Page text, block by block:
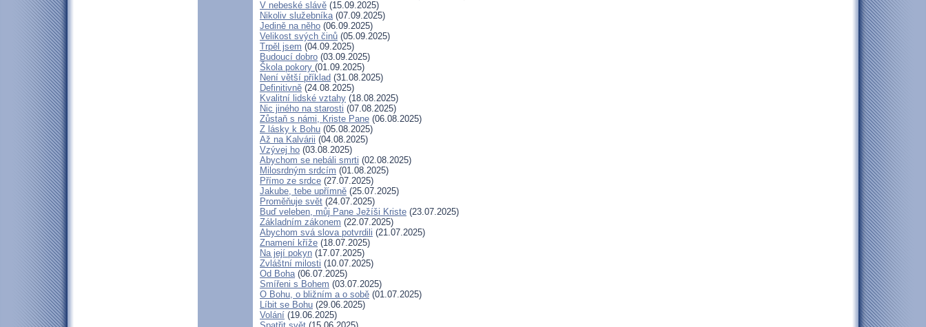
V nebeské slávě (15.09.2025)
Nikoliv služebníka(07.09.2025)
Jedině na něho (06.09.2025)
Velikost svých činů (05.09.2025)
Trpěl jsem (04.09.2025)
Budoucí dobro (03.09.2025)
Škola pokory (01.09.2025)
Není větší příklad (31.08.2025)
Definitivně (24.08.2025)
Kvalitní lidské vztahy (18.08.2025)
Nic jiného na starosti (07.08.2025)
Zůstaň s námi, Kriste Pane (06.08.2025)
Z lásky k Bohu (05.08.2025)
Až na Kalvárii (04.08.2025)
Vzývej ho (03.08.2025)
Abychom se nebáli smrti (02.08.2025)
Milosrdným srdcím (01.08.2025)
Přímo ze srdce (27.07.2025)
Jakube, tebe upřímně (25.07.2025)
Proměňuje svět (24.07.2025)
Buď veleben, můj Pane Ježíši Kriste (23.07.2025)
Základním zákonem (22.07.2025)
Abychom svá slova potvrdili (21.07.2025)
Znamení kříže (18.07.2025)
Na její pokyn (17.07.2025)
Zvláštní milosti (10.07.2025)
Od Boha(06.07.2025)
Smířeni s Bohem (03.07.2025)
O Bohu, o bližním a o sobě (01.07.2025)
Líbit se Bohu (29.06.2025)
Volání (19.06.2025)